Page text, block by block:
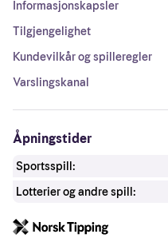
Informasjonskapsler
Tilgjengelighet
Kundevilkår og spilleregler
Varslingskanal
Åpningstider
Sportsspill:
Lotterier og andre spill: